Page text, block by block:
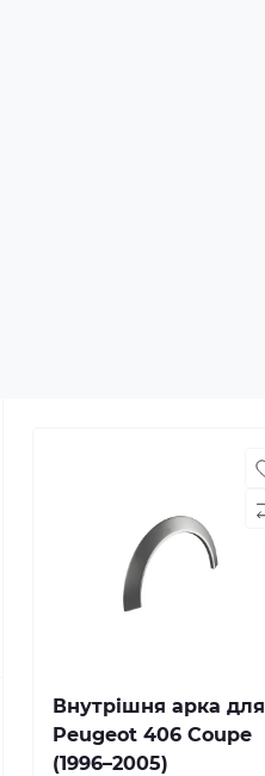
Внутрішня арка для
Peugeot 406 Coupe
(1996–2005)